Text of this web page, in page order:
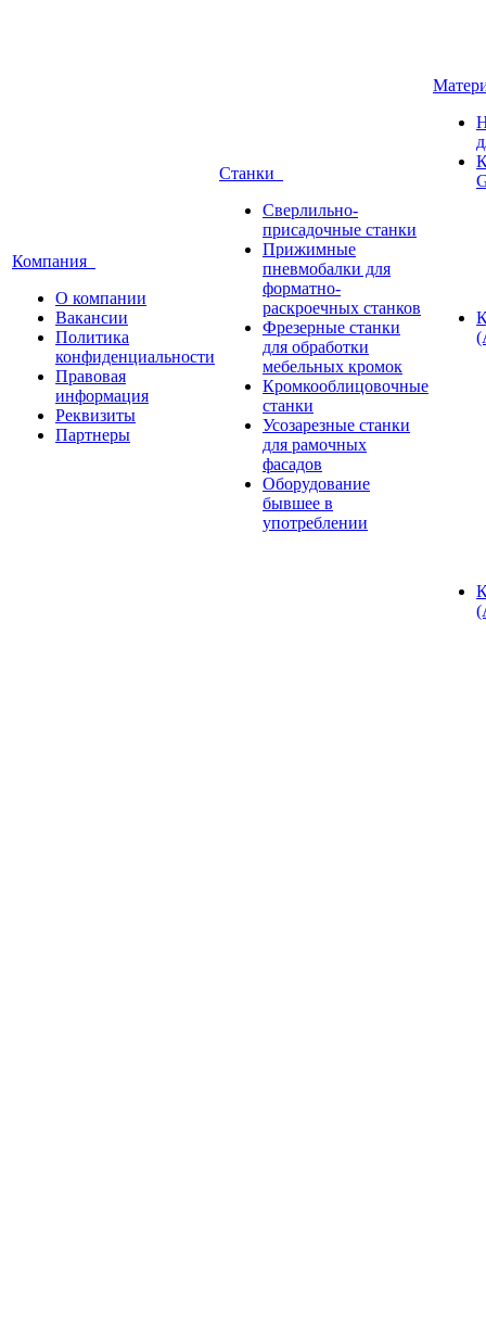
Компания
О компании
Вакансии
Политика
конфиденциальности
Правовая
информация
Реквизиты
Партнеры
Станки
Сверлильно-
присадочные станки
Прижимные
пневмобалки для
форматно-
раскроечных станков
Фрезерные станки
для обработки
мебельных кромок
Кромкооблицовочные
станки
Усозарезные станки
для рамочных
фасадов
Оборудование
бывшее в
употреблении